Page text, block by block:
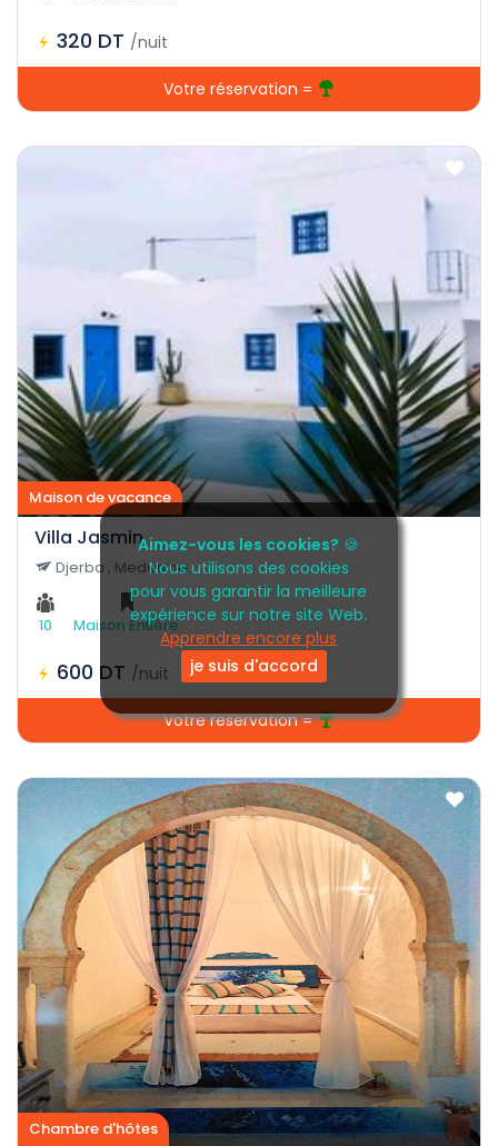
Aimez-vous les cookies? 🍪
Nous utilisons des cookies
pour vous garantir la meilleure
expérience sur notre site Web.
Apprendre encore plus
je suis d'accord
320 DT /nuit
Votre réservation =
Maison de vacance
Villa Jasmin
Djerba , Medenine
10 Maison Entière
600 DT /nuit
Votre réservation =
Chambre d'hôtes